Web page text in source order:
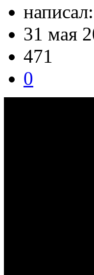
написал:
31 мая
471
0